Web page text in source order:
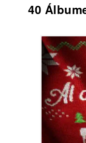
40